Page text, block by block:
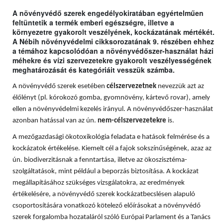
A növényvédő szerek engedélyokiratában egyértelműen
feltüntetik a termék emberi egészségre, illetve a
környezetre gyakorolt veszélyének, kockázatának mértékét.
A Nébih növényvédelmi cikksorozatának 9. részében ehhez
a témához kapcsolódóan a növényvédőszer-használat házi
méhekre és vízi szervezetekre gyakorolt veszélyességének
meghatározását és kategóriáit vesszük számba.
A növényvédő szerek esetében célszervezetnek nevezzük azt az
élőlényt (pl. kórokozó gomba, gyomnövény, kártevő rovar), amely
ellen a növényvédelmi kezelés irányul. A növényvédőszer-használat
azonban hatással van az ún. nem-célszervezetekre is.
A mezőgazdasági ökotoxikológia feladata e hatások felmérése és a
kockázatok értékelése. Kiemelt cél a fajok sokszínűségének, azaz az
ún. biodiverzitásnak a fenntartása, illetve az ökoszisztéma-
szolgáltatások, mint például a beporzás biztosítása. A kockázat
megállapításához szükséges vizsgálatokra, az eredmények
értékelésére, a növényvédő szerek kockázatbecslésen alapuló
csoportosítására vonatkozó kötelező előírásokat a növényvédő
szerek forgalomba hozataláról szóló Európai Parlament és a Tanács